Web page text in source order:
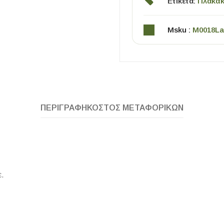
Msku : M0018La
ΠΕΡΙΓΡΑΦΉ ΚΌΣΤΟΣ ΜΕΤΑΦΟΡΙΚΏΝ